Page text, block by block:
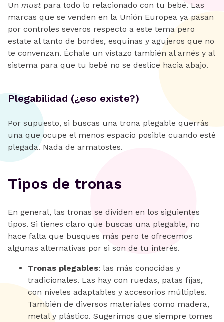
Un mustpara todo lo relacionado con tu bebé. Las
marcas que se venden en la Unión Europea ya pasan
por controles severos respecto a este tema pero
estate al tanto de bordes, esquinas y agujeros que no
te convenzan. Échale un vistazo también al arnés y al
sistema para que tu bebé no se deslice hacia abajo.
Plegabilidad (¿eso existe?)
Por supuesto, si buscas una trona plegable querrás
una que ocupe el menos espacio posible cuando esté
plegada. Nada de armatostes.
Tipos de tronas
En general, las tronas se dividen en los siguientes
tipos. Si tienes claro que buscas una plegable, no
hace falta que busques más pero te ofrecemos
algunas alternativas por si son de tu interés.
Tronas plegables: las más conocidas y
tradicionales. Las hay con ruedas, patas fijas,
con niveles adaptables y accesorios múltiples.
También de diversos materiales como madera,
metal y plástico. Sugerimos que siempre tomes